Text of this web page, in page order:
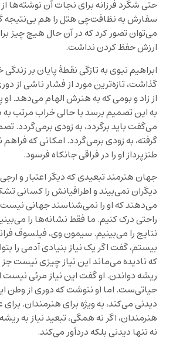
حتی شگرد فرزانه برای نجات آن نوشته‌ها
سفارش به نظافت‌چی هتل را هم
می‌توان تصور کرد که در آن حال هیچ چیز
ارزش حفظ کردن نداشت.
ابراهیم نبوی به تازگی نقطهٔ پایان بر زندگی
گذاشت، تازه‌ترین مورد از فشار ناشی از
از زاد‌ و بومی که به هنرش الهام می‌دهد. او
به این تصمیم برسد با حالی خراب مرتب
می‌گفت باید برگردد، به زودی برمی‌گردد.
گرفته، به زودی برمی‌گردد. امکانی که
طنزپرداز او را در فراقی جانکاه فرسود.
جهان هنرمند تبعیدی که دیگر اعتبار و
دیگران نمی‌بیند و اطرافیانش را کسانی
می‌دهند که او را نمی‌شناسند جهانی نیست
راحتی درک کنیم. ما فقط نشانه‌ها را
نتایج را می‌بینیم. سیمون وی، فیلسوف
بیستم، گفت اگر یک نیاز بنیادی آدمی را
که نادیده می‌ماند این نیاز چیزی نیست جز
ریشه دواندن. او گفت این نیاز مرئی نیست
حیاتی‌ست. اما او ننوشت که دوری از وطن
دیدنی می‌کند، به ویژه برای هنرمندان.
هنرمندان، اگر نه همگی، تبعید نیاز به
نه تنها دیدنی بلکه دردآور می‌کند.